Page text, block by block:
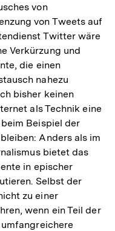
von
von Tweets auf
Twitter wäre
Verkürzung und
die einen
nahezu
bisher keinen
als Technik eine
Beispiel der
Anders als im
bietet das
in epischer
Selbst der
zu einer
wenn ein Teil der